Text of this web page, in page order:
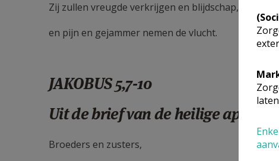
Zij zullen vreugde verkrijgen en blijdschap,
en pijn en gejammer nemen de vlucht.
JAKOBUS 5,7-10
Uit de brief van de heilige apostel
Broeders en zusters,